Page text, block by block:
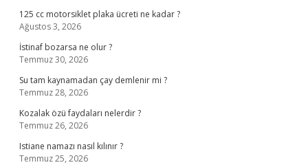
125 cc motorsiklet plaka ücreti ne kadar ?
Ağustos 3, 2026
İstinaf bozarsa ne olur ?
Temmuz 30, 2026
Su tam kaynamadan çay demlenir mi ?
Temmuz 28, 2026
Kozalak özü faydaları nelerdir ?
Temmuz 26, 2026
Istiane namazı nasıl kılınır ?
Temmuz 25, 2026